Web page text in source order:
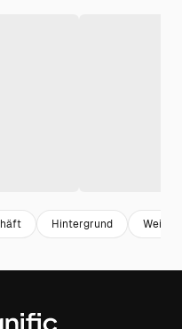
Hintergrund Weiß